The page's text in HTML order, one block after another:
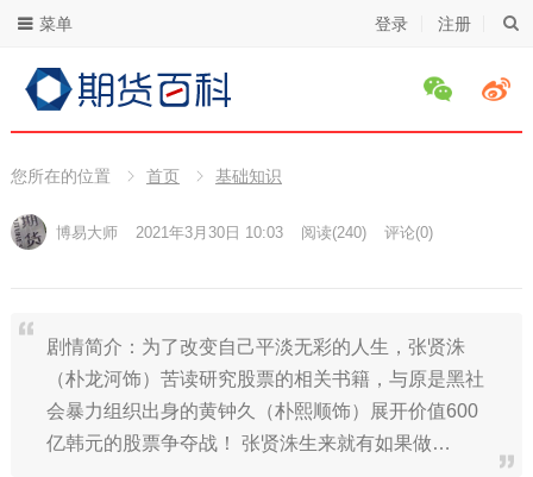
登录 注册
菜单
您所在的位置 首页 基础知识
博易大师 2021年3月30日 10:03 阅读(240) 评论(0)
剧情简介：为了改变自己平淡无彩的人生，张贤洙
（朴龙河饰）苦读研究股票的相关书籍，与原是黑社
会暴力组织出身的黄钟久（朴熙顺饰）展开价值600
亿韩元的股票争夺战！ 张贤洙生来就有如果做…